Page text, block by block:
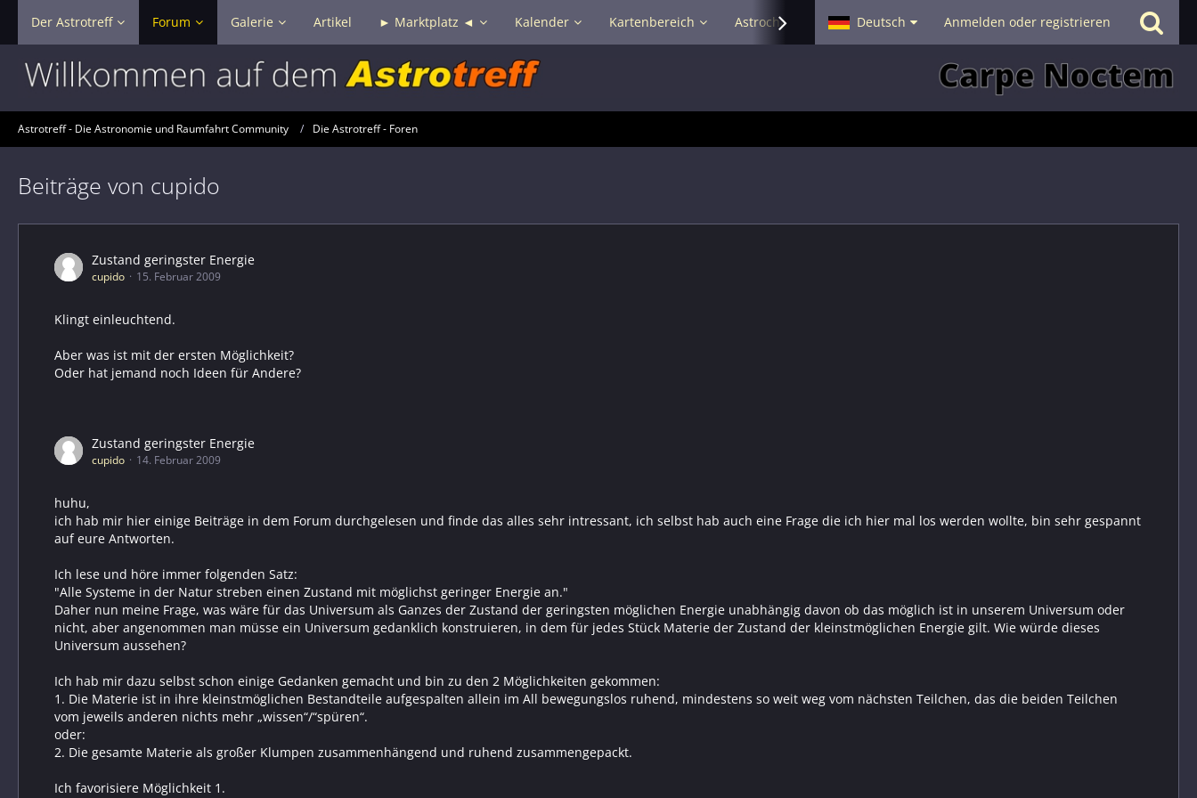
Der Astrotreff Forum Galerie Artikel ► Marktplatz ◄ Kalender Kartenbereich Astrochat - Smalltalk Hilfe
Deutsch Anmelden oder registrieren
Astrotreff - Die Astronomie und Raumfahrt Community Die Astrotreff - Foren
Beiträge von cupido
Zustand geringster Energie
cupido 15. Februar 2009
Klingt einleuchtend.
Aber was ist mit der ersten Möglichkeit?
Oder hat jemand noch Ideen für Andere?
Zustand geringster Energie
cupido 14. Februar 2009
huhu,
ich hab mir hier einige Beiträge in dem Forum durchgelesen und finde das alles sehr intressant, ich selbst hab auch eine Frage die ich hier mal los werden wollte, bin sehr gespannt
auf eure Antworten.
Ich lese und höre immer folgenden Satz:
"Alle Systeme in der Natur streben einen Zustand mit möglichst geringer Energie an."
Daher nun meine Frage, was wäre für das Universum als Ganzes der Zustand der geringsten möglichen Energie unabhängig davon ob das möglich ist in unserem Universum oder
nicht, aber angenommen man müsse ein Universum gedanklich konstruieren, in dem für jedes Stück Materie der Zustand der kleinstmöglichen Energie gilt. Wie würde dieses
Universum aussehen?
Ich hab mir dazu selbst schon einige Gedanken gemacht und bin zu den 2 Möglichkeiten gekommen:
1. Die Materie ist in ihre kleinstmöglichen Bestandteile aufgespalten allein im All bewegungslos ruhend, mindestens so weit weg vom nächsten Teilchen, das die beiden Teilchen
vom jeweils anderen nichts mehr „wissen“/“spüren“.
oder:
2. Die gesamte Materie als großer Klumpen zusammenhängend und ruhend zusammengepackt.
Ich favorisiere Möglichkeit 1.